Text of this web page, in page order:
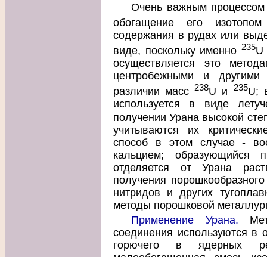
Очень важным процессом
обогащение его
содержания в рудах или
виде, поскольку именно 235U
осуществляется это
центробежными и
различии масс238U и 235U;
используется в виде
получении Урана высокой
учитываются их
способ в этом случае -
кальцием;
отделяется от Урана
получения
нитридов и других
методы порошковой
Применение Урана.
соединения используются в
горючего в ядерных